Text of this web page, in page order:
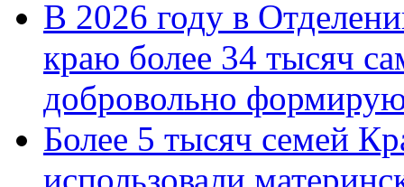
В 2026 году в
краю более 34 тысяч
добровольно
Более 5 тысяч семей